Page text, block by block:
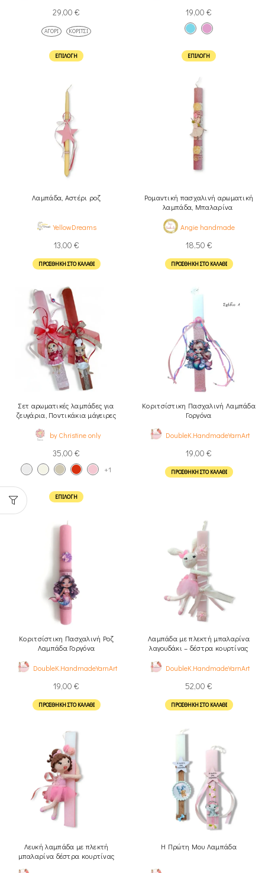
29,00 €
ΑΓΌΡΙ ΚΟΡΊΤΣΙ
ΕΠΙΛΟΓΉ
19,00 €
ΕΠΙΛΟΓΉ
Λαμπάδα, Αστέρι ροζ
YellowDreams
13,00 €
ΠΡΟΣΘΉΚΗ ΣΤΟ ΚΑΛΆΘΙ
Ρομαντική πασχαλινή αρωματική
λαμπάδα, Μπαλαρίνα
Angie handmade
18,50 €
ΠΡΟΣΘΉΚΗ ΣΤΟ ΚΑΛΆΘΙ
Σετ αρωματικές λαμπάδες για
ζευγάρια, Ποντικάκια μάγειρες
by Christine only
35,00 €
+1
ΕΠΙΛΟΓΉ
Κοριτσίστικη Πασχαλινή Λαμπάδα
Γοργόνα
DoubleK.HandmadeYarnArt
19,00 €
ΠΡΟΣΘΉΚΗ ΣΤΟ ΚΑΛΆΘΙ
Κοριτσίστικη Πασχαλινή Ροζ
Λαμπάδα Γοργόνα
DoubleK.HandmadeYarnArt
19,00 €
ΠΡΟΣΘΉΚΗ ΣΤΟ ΚΑΛΆΘΙ
Λαμπάδα με πλεκτή μπαλαρίνα
λαγουδάκι – δέστρα κουρτίνας
DoubleK.HandmadeYarnArt
52,00 €
ΠΡΟΣΘΉΚΗ ΣΤΟ ΚΑΛΆΘΙ
Λευκή λαμπάδα με πλεκτή
μπαλαρίνα δέστρα κουρτίνας
Η Πρώτη Μου Λαμπάδα